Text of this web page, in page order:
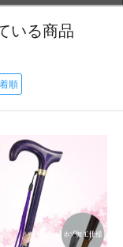
いる商品
順